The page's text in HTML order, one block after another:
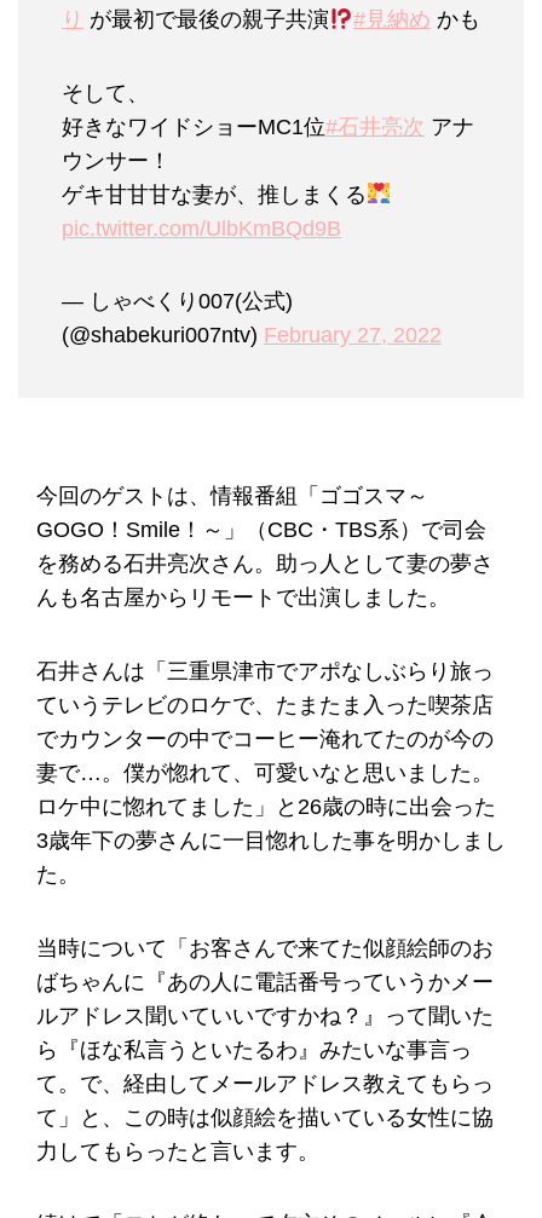
り が最初で最後の親子共演 #見納め かも
そして、
好きなワイドショーMC1位#石井亮次 アナ
ウンサー！
ゲキ甘甘甘な妻が、推しまくる
pic.twitter.com/UlbKmBQd9B
— しゃべくり007(公式)
(@shabekuri007ntv) February 27, 2022
今回のゲストは、情報番組「ゴゴスマ～
GOGO！Smile！～」（CBC・TBS系）で司会
を務める石井亮次さん。助っ人として妻の夢さ
んも名古屋からリモートで出演しました。
石井さんは「三重県津市でアポなしぶらり旅っ
ていうテレビのロケで、たまたま入った喫茶店
でカウンターの中でコーヒー淹れてたのが今の
妻で…。僕が惚れて、可愛いなと思いました。
ロケ中に惚れてました」と26歳の時に出会った
3歳年下の夢さんに一目惚れした事を明かしまし
た。
当時について「お客さんで来てた似顔絵師のお
ばちゃんに『あの人に電話番号っていうかメー
ルアドレス聞いていいですかね？』って聞いた
ら『ほな私言うといたるわ』みたいな事言っ
て。で、経由してメールアドレス教えてもらっ
て」と、この時は似顔絵を描いている女性に協
力してもらったと言います。